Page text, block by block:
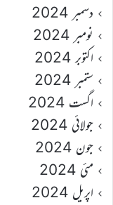
دسمبر 2024
نومبر 2024
اکتوبر 2024
ستمبر 2024
اگست 2024
جولائی 2024
جون 2024
مئی 2024
اپریل 2024